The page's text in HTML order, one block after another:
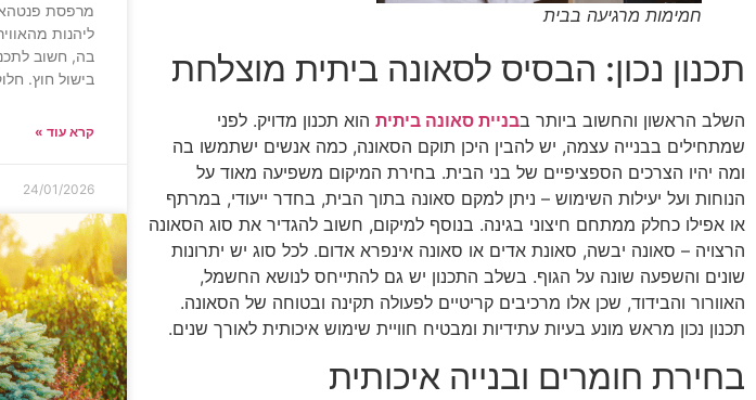
חמימות מרגיעה בבית
תכנון נכון: הבסיס לסאונה ביתית מוצלחת
השלב הראשון והחשוב ביותר בבניית סאונה ביתית הוא תכנון מדויק. לפני
שמתחילים בבנייה עצמה, יש להבין היכן תוקם הסאונה, כמה אנשים ישתמשו בה
ומה יהיו הצרכים הספציפיים של בני הבית. בחירת המיקום משפיעה מאוד על
הנוחות ועל יעילות השימוש – ניתן למקם סאונה בתוך הבית, בחדר ייעודי, במרתף
או אפילו כחלק ממתחם חיצוני בגינה. בנוסף למיקום, חשוב להגדיר את סוג הסאונה
הרצויה – סאונה יבשה, סאונת אדים או סאונה אינפרא אדום. לכל סוג יש יתרונות
שונים והשפעה שונה על הגוף. בשלב התכנון יש גם להתייחס לנושא החשמל,
האוורור והבידוד, שכן אלו מרכיבים קריטיים לפעולה תקינה ובטוחה של הסאונה.
תכנון נכון מראש מונע בעיות עתידיות ומבטיח חוויית שימוש איכותית לאורך שנים.
בחירת חומרים ובנייה איכותית
מרפסת
ליהנות
בה, חשוב
בישול חוץ.
קרא עוד »
24/01/2026